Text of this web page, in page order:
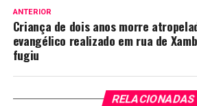
ANTERIOR
Criança de dois anos morre
evangélico realizado em rua de
fugiu
RELACIONADAS